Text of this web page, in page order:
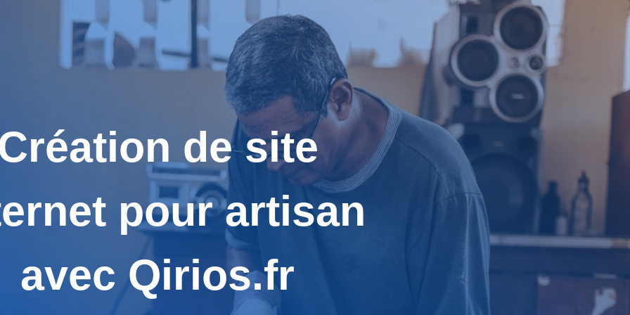
de site
pour artisan
avec Qirios.fr